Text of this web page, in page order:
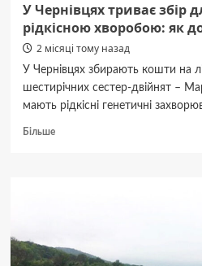
У Чернівцях триває збір
рідкісною хворобою: як
2 місяці тому назад
У Чернівцях збирають кошти на
шестирічних сестер-двійнят –
мають рідкісні генетичні
БільшеДокладніше
двійнят